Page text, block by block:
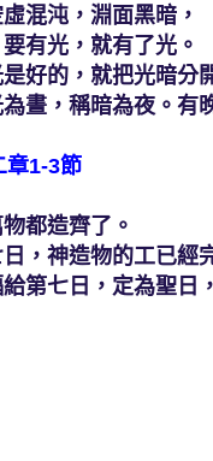
混沌，淵面黑暗
有光，就有了光。
好的，就把光暗分
晝，稱暗為夜。有
章1-3節
都造齊了。
，神造物的工已經
第七日，定為聖日